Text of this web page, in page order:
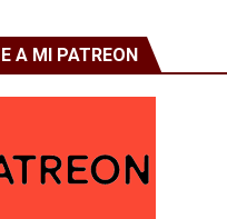
A MI PATREON